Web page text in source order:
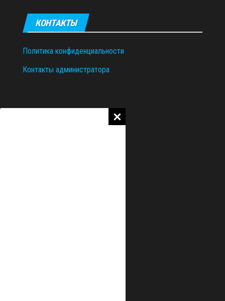
КОНТАКТЫ
Политика конфиденциальности
Контакты администратора